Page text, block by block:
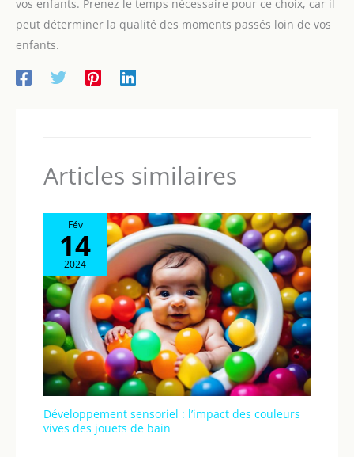
vos enfants. Prenez le temps nécessaire pour ce choix, car il
peut déterminer la qualité des moments passés loin de vos
enfants.
Articles similaires
Fév
14
2024
Développement sensoriel : l’impact des couleurs
vives des jouets de bain